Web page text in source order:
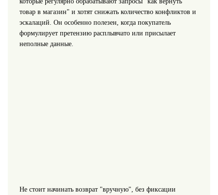
товар в магазин" и хотят снижать количество конфликтов и
эскалаций. Он особенно полезен, когда покупатель
формулирует претензию расплывчато или присылает
неполные данные.
Не стоит начинать возврат "вручную", без фиксации